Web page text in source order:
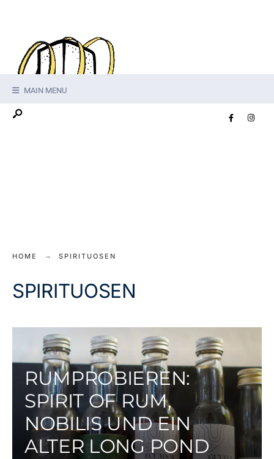
MAIN MENU
HOME SPIRITUOSEN
SPIRITUOSEN
RUMPROBIEREN:
SPIRIT OF RUM,
NOBILIS UND EIN
ALTER LONG POND